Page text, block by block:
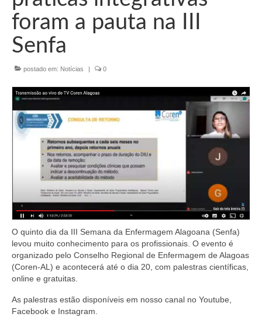
Conselheiros e Diretoria
Câmaras Técnicas
Carta de Serviços ao Cidadão
Governança
Transparência e Prestação de Contas
Eleições
Eleições Triênio 2027-2029
Eleições 2023
Eleições Anteriores
Agenda do presidente
Editais e licitação
Fiscalização
foram a pauta na III
Senfa
postado em: Notícias | 0
O quinto dia da III Semana da Enfermagem Alagoana (Senfa)
levou muito conhecimento para os profissionais. O evento é
organizado pelo Conselho Regional de Enfermagem de Alagoas
(Coren-AL) e acontecerá até o dia 20, com palestras científicas,
online e gratuitas.
As palestras estão disponíveis em nosso canal no Youtube,
Facebook e Instagram.